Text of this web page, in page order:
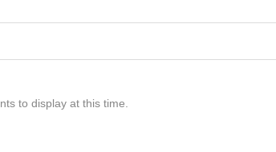
to display at this time.